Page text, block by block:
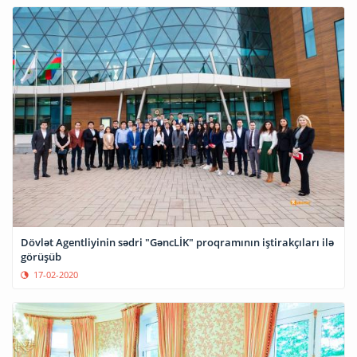
Dövlət Agentliyinin sədri "GəncLİK" proqramının iştirakçıları ilə
görüşüb
17-02-2020